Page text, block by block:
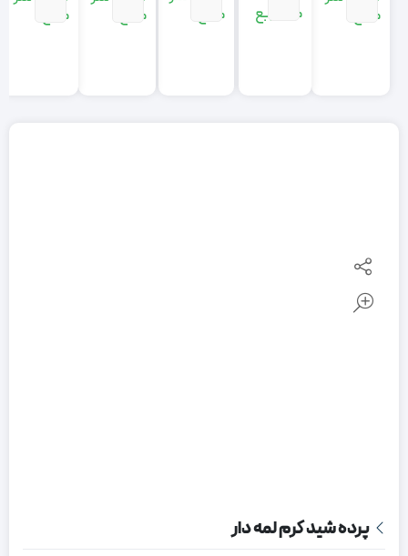
مربع
متر مربع
مربع
مربع
مربع
پرده شید کرم لمه دار